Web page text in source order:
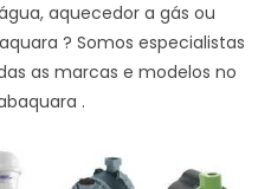
aquecedor a gás ou
? Somos especialistas
as marcas e modelos no
.